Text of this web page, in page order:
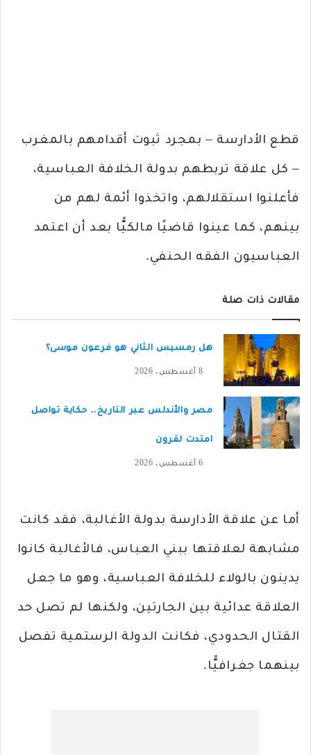
قطع الأدارسة – بمجرد ثبوت أقدامهم بالمغرب
– كل علاقة تربطهم بدولة الخلافة العباسية،
فأعلنوا استقلالهم، واتخذوا أئمة لهم من
بينهم، كما عينوا قاضيًا مالكيًّا بعد أن اعتمد
العباسيون الفقه الحنفي.
مقالات ذات صلة
هل رمسيس الثاني هو فرعون موسى؟
8 أغسطس، 2026
مصر والأندلس عبر التاريخ.. حكاية تواصل
امتدت لقرون
6 أغسطس، 2026
أما عن علاقة الأدارسة بدولة الأغالبة، فقد كانت
مشابهة لعلاقتها ببني العباس، فالأغالبة كانوا
يدينون بالولاء للخلافة العباسية، وهو ما جعل
العلاقة عدائية بين الجارتين، ولكنها لم تصل حد
القتال الحدودي، فكانت الدولة الرستمية تفصل
بينهما جغرافيًّا.